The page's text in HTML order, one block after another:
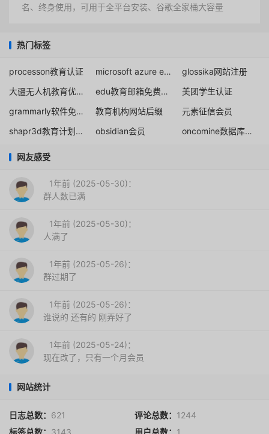
名、终身使用，可用于全平台安装、谷歌全家桶大容量
热门标签
processon教育认证 microsoft azure education account
glossika网站注册
大疆无人机教育优惠折扣
edu教育邮箱免费申请注册
美团学生认证
grammarly软件免费下载
教育机构网站后缀
元素征信会员
shapr3d教育计划重组解决办法
obsidian会员 oncomine数据库注册
网友感受
1年前 (2025-05-30)：
群人数已满
1年前 (2025-05-30)：
人满了
1年前 (2025-05-26)：
群过期了
1年前 (2025-05-26)：
谁说的 还有的 刚弄好了
1年前 (2025-05-24)：
现在改了，只有一个月会员
网站统计
日志总数： 621 评论总数： 1244
标签总数： 3143 用户总数： 1